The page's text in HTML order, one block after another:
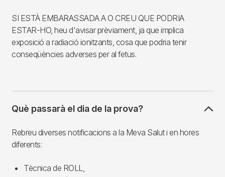
SI ESTÀ EMBARASSADA A O CREU QUE PODRIA
ESTAR-HO, heu d'avisar prèviament, ja que implica
exposició a radiació ionitzants, cosa que podria tenir
conseqüències adverses per al fetus.
Què passarà el dia de la prova?
Rebreu diverses notificacions a la Meva Salut i en hores
diferents:
Tècnica de ROLL,